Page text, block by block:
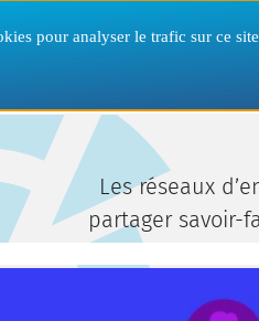
Entreprise
Les réseaux
partager savoir-
pour analyser le trafic sur ce